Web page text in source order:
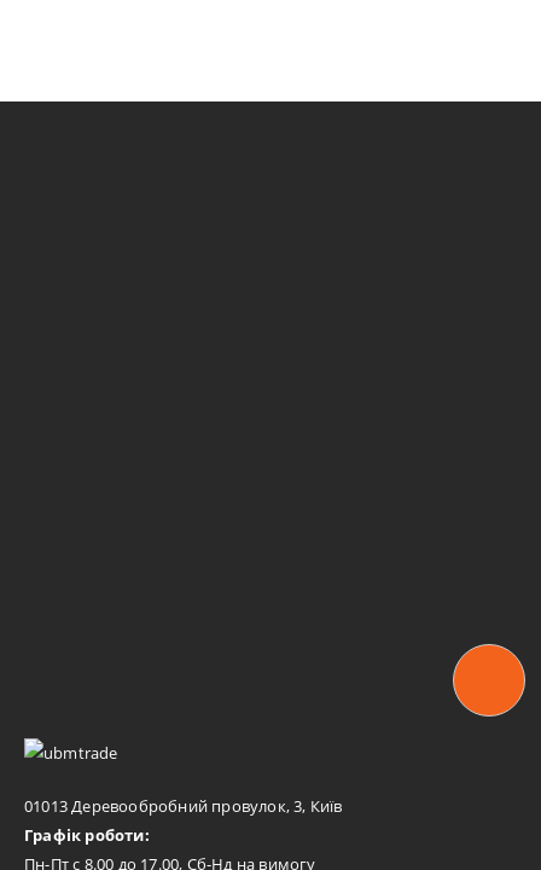
01013 Деревообробний провулок, 3, Київ
Графік роботи:
Пн-Пт с 8.00 до 17.00, Сб-Нд на вимогу